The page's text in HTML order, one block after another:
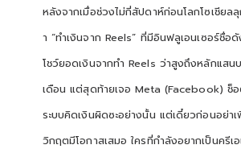
หลังจากเมื่อช่วงไม่กี่สัปดาห์ก่อนโลกโซเชียล
า “ทำเงินจาก Reels” ที่มีอินฟลูเอนเซอร์ชื่อ
โชว์ยอดเงินจากทำ Reels ว่าสูงถึงหลักแสนบ
เดือน แต่สุดท้ายเจอ Meta (Facebook) ช็
ระบบคิดเงินผิดซะอย่างนั้น แต่เดี๋ยวก่อนอย่าเ
วิกฤตมีโอกาสเสมอ ใครที่กำลังอยากเป็นครีเ